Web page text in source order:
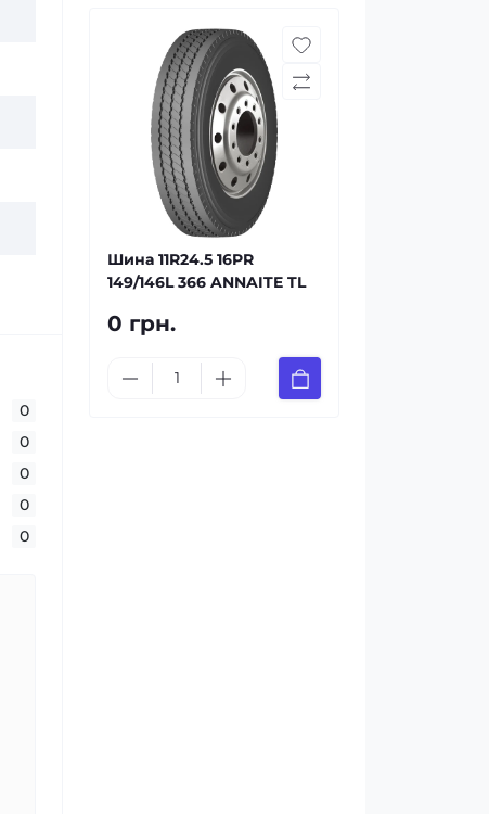
0
0
0
0
0
Шина 11R24.5 16PR
149/146L 366 ANNAITE TL
0 грн.